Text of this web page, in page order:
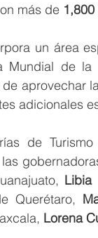
más de
un área
Mundial de la
aprovechar
adicionales
de
Libia
Querétaro,
Lorena